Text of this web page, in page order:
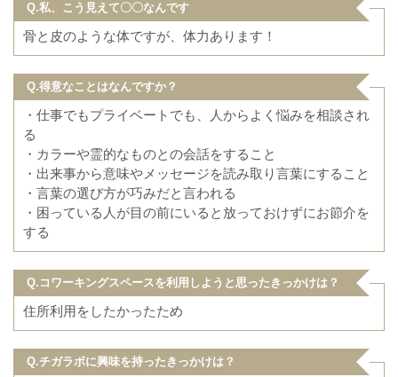
Q.私、こう見えて〇〇なんです
骨と皮のような体ですが、体力あります！
Q.得意なことはなんですか？
・仕事でもプライベートでも、人からよく悩みを相談され
る
・カラーや霊的なものとの会話をすること
・出来事から意味やメッセージを読み取り言葉にすること
・言葉の選び方が巧みだと言われる
・困っている人が目の前にいると放っておけずにお節介を
する
Q.コワーキングスペースを利用しようと思ったきっかけは？
住所利用をしたかったため
Q.チガラボに興味を持ったきっかけは？